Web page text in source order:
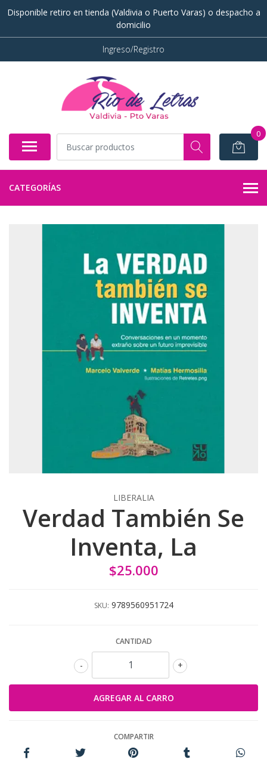
Disponible retiro en tienda (Valdivia o Puerto Varas) o despacho a
domicilio
Ingreso/Registro
0
CATEGORÍAS
LIBERALIA
Verdad También Se
Inventa, La
$25.000
SKU: 9789560951724
CANTIDAD
+
-
COMPARTIR